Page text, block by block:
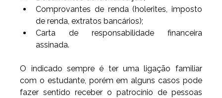
Comprovantes de renda (holerites, imposto
de renda, extratos bancários);
Carta de responsabilidade financeira
assinada.
O indicado sempre é ter uma ligação familiar
com o estudante, porém em alguns casos pode
fazer sentido receber o patrocínio de pessoas